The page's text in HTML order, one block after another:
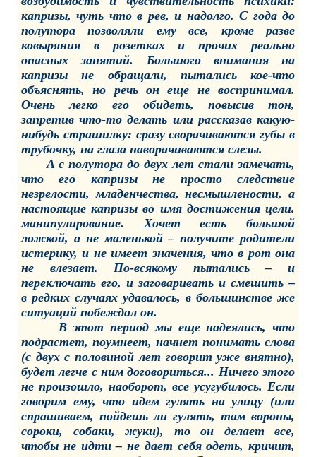
капризы, чуть что в рев, и надолго. С года до
полутора позволяли ему все, кроме разве
ковыряния в розетках и прочих реально
опасных занятий. Большого внимания на
капризы не обращали, пытались кое-что
объяснять, но речь он еще не воспринимал.
Очень легко его обидеть, повысив тон,
запретив что-то делать или рассказав какую-
нибудь страшилку: сразу сворачиваются губы в
трубочку, на глаза наворачиваются слезы.
А с полутора до двух лет стали замечать,
что его капризы не просто следствие
незрелости, младенчества, несмышлености, а
настоящие капризы во имя достижения цели.
манипулирование. Хочет есть большой
ложкой, а не маленькой – получите родители
истерику, и не имеет значения, что в рот она
не влезает. По-всякому пытались – и
переключать его, и заговаривать и смешить –
в редких случаях удавалось, в большинстве же
ситуаций побеждал он.
В этот период мы еще надеялись, что
подрастет, поумнеет, начнет понимать слова
(с двух с половиной лет говорит уже внятно),
будет легче с ним договориться... Ничего этого
не произошло, наоборот, все усугубилось. Если
говорим ему, что идем гулять на улицу (или
спрашиваем, пойдешь ли гулять, там вороны,
сороки, собаки, жуки), то он делает все,
чтобы не идти – не дает себя одеть, кричит,